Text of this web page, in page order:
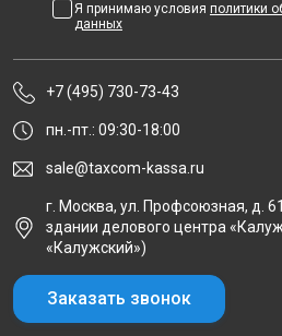
Я принимаю условия политики
данных
+7 (495) 730-73-43
пн.-пт.: 09:30-18:00
sale@taxcom-kassa.ru
г. Москва, ул. Профсоюзная, д.
здании делового центра
«Калужский»)
Заказать звонок